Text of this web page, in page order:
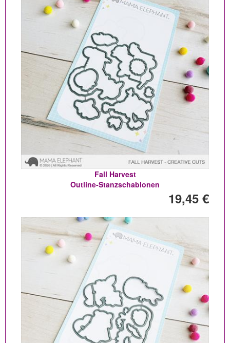
Fall Harvest
Outline-Stanzschablonen
19,45 €